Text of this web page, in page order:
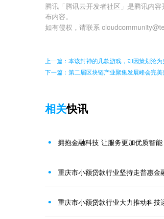
腾讯「腾讯云开发者社区」是腾讯内
布内容。
如有侵权，请联系
上一篇：本该封神的几款游戏，却因策划沦
下一篇：第二届区块链产业聚集发展峰会完美
相关快讯
拥抱金融科技 让服务更加优质智能
重庆市小额贷款行业坚持走普惠金
重庆市小额贷款行业大力推动科技